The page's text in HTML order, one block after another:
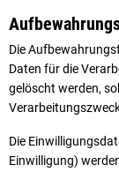
Die
Daten für die
gelöscht werden,
Die
Einwilligung)